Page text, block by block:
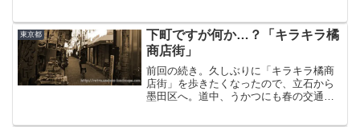
った。こりゃぐずぐずしてる暇はない
な・・と、意を決して短...
東京都
下町ですが何か…？「キラキラ橘
商店街」
前回の続き。久しぶりに「キラキラ橘商
店街」を歩きたくなったので、立石から
墨田区へ。道中、うかつにも春の交通安